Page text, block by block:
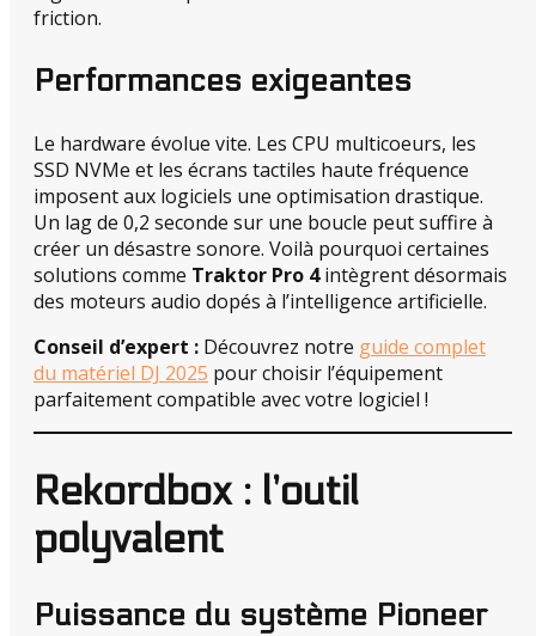
friction.
Performances exigeantes
Le hardware évolue vite. Les CPU multicoeurs, les
SSD NVMe et les écrans tactiles haute fréquence
imposent aux logiciels une optimisation drastique.
Un lag de 0,2 seconde sur une boucle peut suffire à
créer un désastre sonore. Voilà pourquoi certaines
solutions comme Traktor Pro 4intègrent désormais
des moteurs audio dopés à l’intelligence artificielle.
Conseil d’expert : Découvrez notre guide complet
du matériel DJ 2025 pour choisir l’équipement
parfaitement compatible avec votre logiciel !
Rekordbox : l’outil
polyvalent
Puissance du système Pioneer